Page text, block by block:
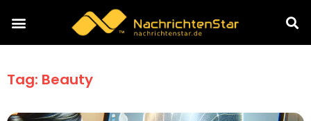
Tag: Beauty